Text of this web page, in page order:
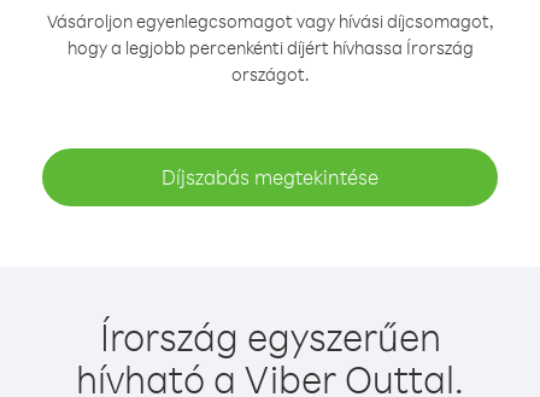
Vásároljon egyenlegcsomagot vagy hívási díjcsomagot,
hogy a legjobb percenkénti díjért hívhassa Írország
országot.
Díjszabás megtekintése
Írország egyszerűen
hívható a Viber Outtal.